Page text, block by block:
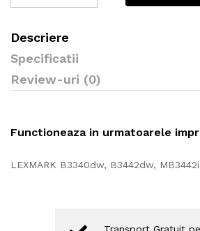
Descriere
Specificatii
Review-uri (0)
Functioneaza in urmatoarele
LEXMARK B3340dw, B3442dw,